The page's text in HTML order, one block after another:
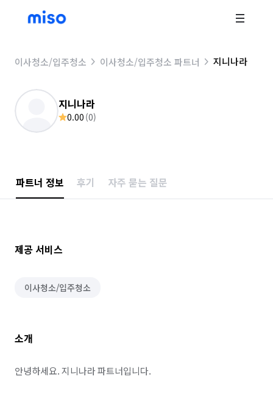
이사청소/입주청소 이사청소/입주청소 파트너 지니나라
지니나라
0.00 (0)
파트너 정보 후기 자주 묻는 질문
제공 서비스
이사청소/입주청소
소개
안녕하세요. 지니나라 파트너입니다.